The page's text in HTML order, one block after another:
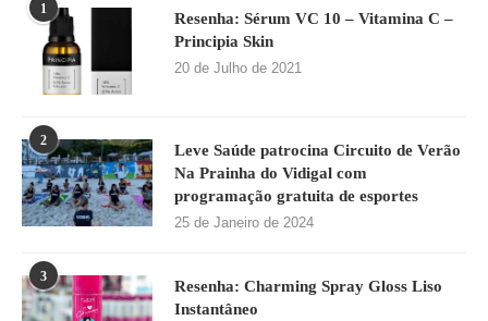
1
Resenha: Sérum VC 10 – Vitamina C –
Principia Skin
20 de Julho de 2021
2
Leve Saúde patrocina Circuito de Verão
Na Prainha do Vidigal com
programação gratuita de esportes
25 de Janeiro de 2024
3
Resenha: Charming Spray Gloss Liso
Instantâneo